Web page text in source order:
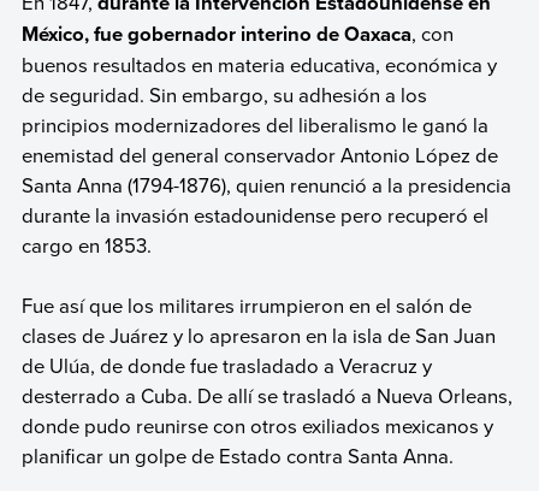
México, fue gobernador interino de Oaxaca, con
buenos resultados en materia educativa, económica y
de seguridad. Sin embargo, su adhesión a los
principios modernizadores del liberalismo le ganó la
enemistad del general conservador Antonio López de
Santa Anna (1794-1876), quien renunció a la presidencia
durante la invasión estadounidense pero recuperó el
cargo en 1853.
Fue así que los militares irrumpieron en el salón de
clases de Juárez y lo apresaron en la isla de San Juan
de Ulúa, de donde fue trasladado a Veracruz y
desterrado a Cuba. De allí se trasladó a Nueva Orleans,
donde pudo reunirse con otros exiliados mexicanos y
planificar un golpe de Estado contra Santa Anna.